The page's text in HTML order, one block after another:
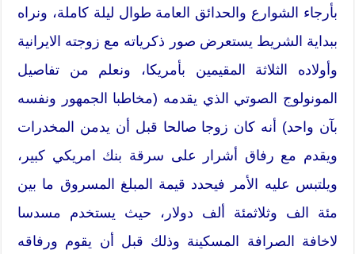
بأرجاء الشوارع والحدائق العامة طوال ليلة كاملة، ونراه
ببداية الشريط يستعرض صور ذكرياته مع زوجته الايرانية
وأولاده الثلاثة المقيمين بأمريكا، ونعلم من تفاصيل
المونولوج الصوتي الذي يقدمه (مخاطبا الجمهور ونفسه
بآن واحد) أنه كان زوجا صالحا قبل أن يدمن المخدرات
ويقدم مع رفاق أشرار على سرقة بنك امريكي كبير،
ويلتبس عليه الأمر فيحدد قيمة المبلغ المسروق ما بين
مئة الف وثلاثمئة ألف دولار، حيث يستخدم مسدسا
لاخافة الصرافة المسكينة وذلك قبل أن يقوم ورفاقه